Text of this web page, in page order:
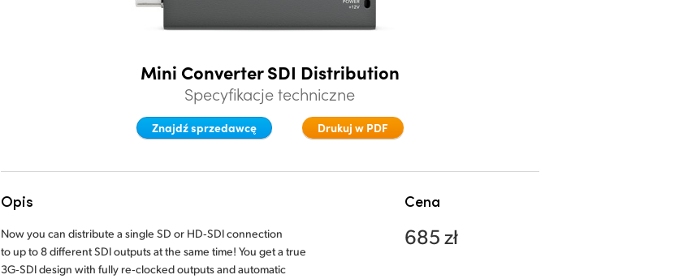
Mini Converter SDI Distribution
Specyfikacje techniczne
Znajdź sprzedawcę Drukuj w PDF
Opis
Now you can distribute a single SD or HD‑SDI connection
to up to 8 differentSDI outputs at the same time! You get a true
3G‑SDI design with fully re‑clocked outputs and automatic
Cena
685 zł